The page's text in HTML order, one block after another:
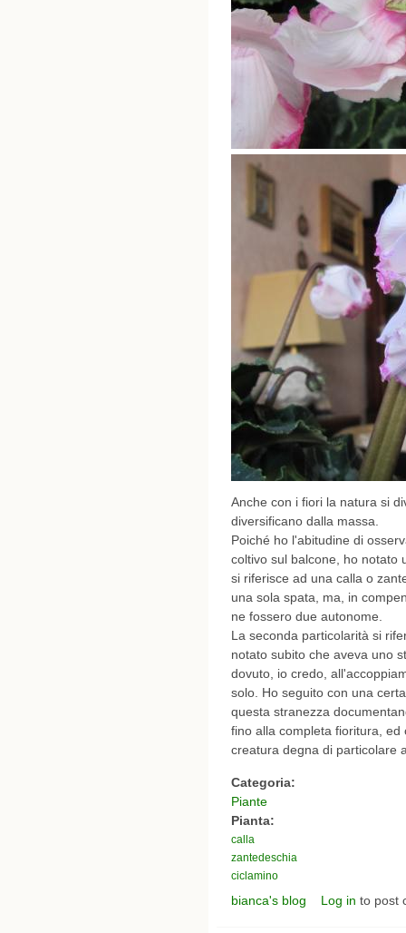
Anche con i fiori la natura si
diversificano dalla massa.
Poiché ho l'abitudine di
coltivo sul balcone, ho notato
si riferisce ad una calla o
una sola spata, ma, in
ne fossero due autonome.
La seconda particolarità si
notato subito che aveva uno
dovuto, io credo,
solo. Ho seguito con una
questa stranezza
fino alla completa fioritura,
creatura degna di particolare
Categoria:
Piante
Pianta:
calla
zantedeschia
ciclamino
bianca's blog Log in to post